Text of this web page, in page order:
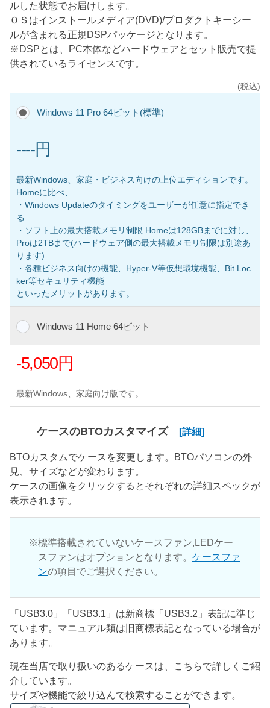
ルした状態でお届けします。
ＯＳはインストールメディア(DVD)/プロダクトキーシー
ルが含まれる正規DSPパッケージとなります。
※DSPとは、PC本体などハードウェアとセット販売で提
供されているライセンスです。
(税込)
Windows 11 Pro 64ビット(標準)
----円
最新Windows、家庭・ビジネス向けの上位エディションです。
Homeに比べ、
・Windows Updateのタイミングをユーザーが任意に指定でき
る
・ソフト上の最大搭載メモリ制限 Homeは128GBまでに対し、
Proは2TBまで(ハードウェア側の最大搭載メモリ制限は別途あ
ります)
・各種ビジネス向けの機能、Hyper-V等仮想環境機能、Bit Loc
ker等セキュリティ機能
といったメリットがあります。
Windows 11 Home 64ビット
-5,050円
最新Windows、家庭向け版です。
ケースのBTOカスタマイズ [詳細]
BTOカスタムでケースを変更します。BTOパソコンの外
見、サイズなどが変わります。
ケースの画像をクリックするとそれぞれの詳細スペックが
表示されます。
標準搭載されていないケースファン,LEDケー
スファンはオプションとなります。 ケースファ
ンの項目でご選択ください。
「USB3.0」「USB3.1」は新商標「USB3.2」表記に準じ
ています。マニュアル類は旧商標表記となっている場合が
あります。
現在当店で取り扱いのあるケースは、こちらで詳しくご紹
介しています。
サイズや機能で絞り込んで検索することができます。